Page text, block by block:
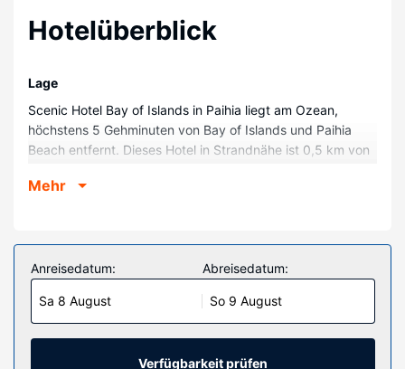
Hotelüberblick
Lage
Scenic Hotel Bay of Islands in Paihia liegt am Ozean,
höchstens 5 Gehminuten von Bay of Islands und Paihia
Beach entfernt. Dieses Hotel in Strandnähe ist 0,5 km von
Zimmer
Kühlschrank wie zu Hause. Es gibt einen kostenfreien
Internetzugang per Kabel und WLAN sowie
Digitalempfang. Es sind eigene Badezimmer mit Duschen
vorhanden, die über kostenlose Toilettenartikel und
Haartrockner verfügen. Zur Austattung gehören Telefone
ebenso wie Safes und Schreibtische.
Mehr
Anreisedatum:
Sa 8 August
Abreisedatum:
So 9 August
Verfügbarkeit prüfen